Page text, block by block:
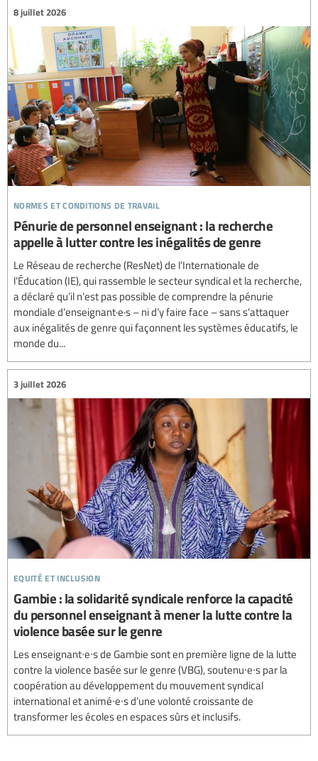
normes et conditions de travail
8 juillet 2026
Pénurie de personnel enseignant : la recherche
appelle à lutter contre les inégalités de genre
Le Réseau de recherche (ResNet) de l’Internationale de
l’Éducation (IE), qui rassemble le secteur syndical et la recherche,
a déclaré qu’il n’est pas possible de comprendre la pénurie
mondiale d’enseignant·e·s – ni d’y faire face – sans s’attaquer
aux inégalités de genre qui façonnent les systèmes éducatifs, le
monde du...
equité et inclusion
3 juillet 2026
Gambie : la solidarité syndicale renforce la capacité
du personnel enseignant à mener la lutte contre la
violence basée sur le genre
Les enseignant∙e∙s de Gambie sont en première ligne de la lutte
contre la violence basée sur le genre (VBG), soutenu∙e∙s par la
coopération au développement du mouvement syndical
international et animé∙e∙s d’une volonté croissante de
transformer les écoles en espaces sûrs et inclusifs.